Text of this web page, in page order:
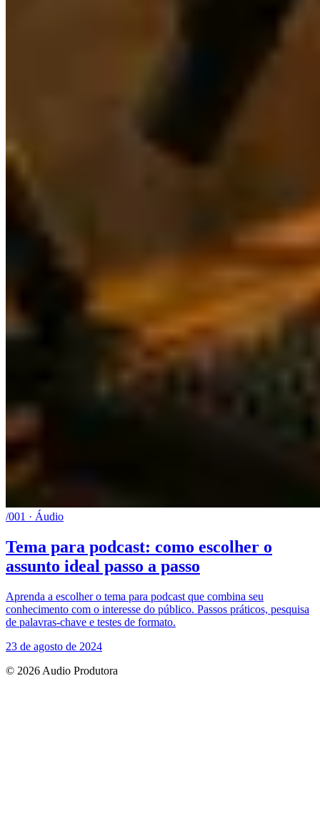
/001 · Áudio
Tema para podcast: como escolher o
assunto ideal passo a passo
Aprenda a escolher o tema para podcast que combina seu
conhecimento com o interesse do público. Passos práticos, pesquisa
de palavras-chave e testes de formato.
23 de agosto de 2024
© 2026 Audio Produtora